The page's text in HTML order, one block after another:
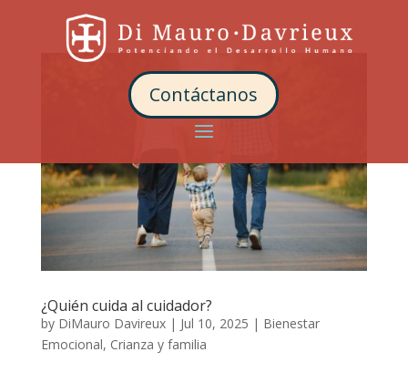
Contáctanos
¿Quién cuida al cuidador?
by DiMauro Davireux| Jul 10, 2025 | Bienestar
Emocional, Crianza y familia